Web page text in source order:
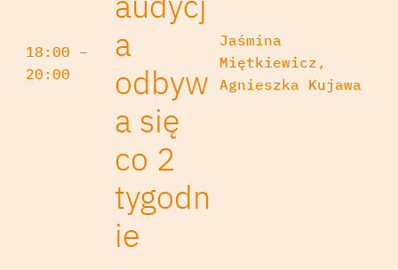
18:00 –
20:00
a
odbyw
a się
co 2
tygodn
ie
Jaśmina
Miętkiewicz,
Agnieszka Kujawa